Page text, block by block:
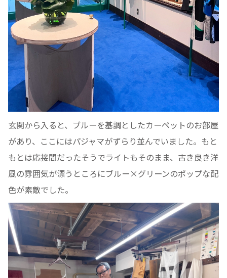
玄関から入ると、ブルーを基調としたカーペットのお部屋
があり、ここにはパジャマがずらり並んでいました。もと
もとは応接間だったそうでライトもそのまま、古き良き洋
風の雰囲気が漂うところにブルー×グリーンのポップな配
色が素敵でした。